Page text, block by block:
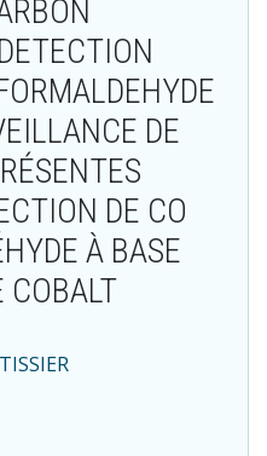
DE
DE CO
À BASE
COBALT